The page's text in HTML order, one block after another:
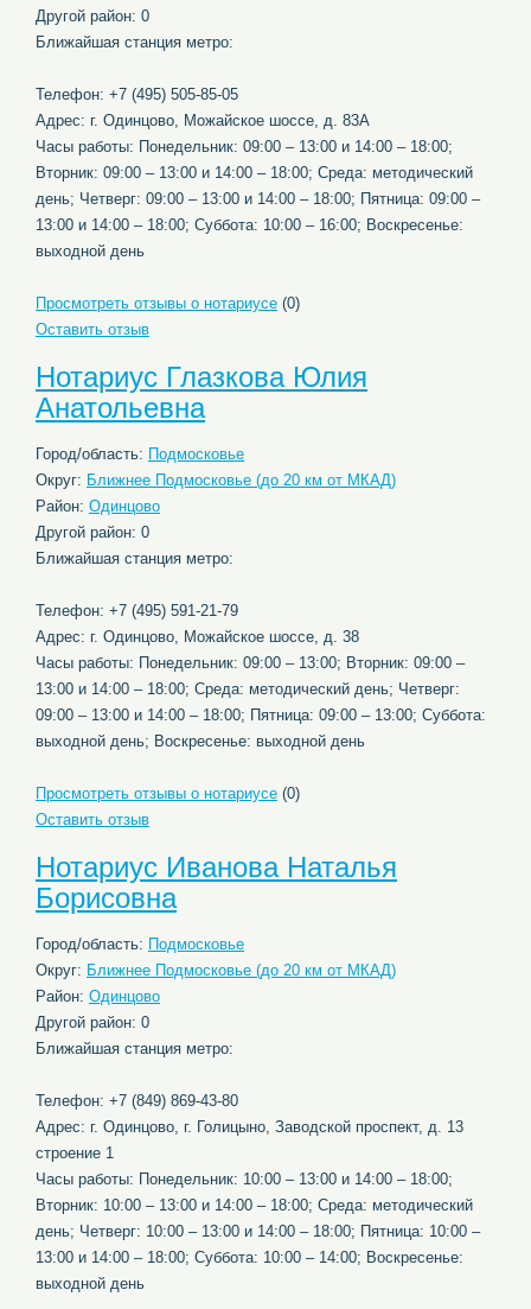
Другой район: 0
Ближайшая станция метро:
Телефон: +7 (495) 505-85-05
Адрес: г. Одинцово, Можайское шоссе, д. 83А
Часы работы: Понедельник: 09:00 – 13:00 и 14:00 – 18:00;
Вторник: 09:00 – 13:00 и 14:00 – 18:00; Среда: методический
день; Четверг: 09:00 – 13:00 и 14:00 – 18:00; Пятница: 09:00 –
13:00 и 14:00 – 18:00; Суббота: 10:00 – 16:00; Воскресенье:
выходной день
Просмотреть отзывы о нотариусе (0)
Оставить отзыв
Нотариус Глазкова Юлия
Анатольевна
Город/область: Подмосковье
Округ: Ближнее Подмосковье (до 20 км от МКАД)
Район: Одинцово
Другой район: 0
Ближайшая станция метро:
Телефон: +7 (495) 591-21-79
Адрес: г. Одинцово, Можайское шоссе, д. 38
Часы работы: Понедельник: 09:00 – 13:00; Вторник: 09:00 –
13:00 и 14:00 – 18:00; Среда: методический день; Четверг:
09:00 – 13:00 и 14:00 – 18:00; Пятница: 09:00 – 13:00; Суббота:
выходной день; Воскресенье: выходной день
Просмотреть отзывы о нотариусе (0)
Оставить отзыв
Нотариус Иванова Наталья
Борисовна
Город/область: Подмосковье
Округ: Ближнее Подмосковье (до 20 км от МКАД)
Район: Одинцово
Другой район: 0
Ближайшая станция метро:
Телефон: +7 (849) 869-43-80
Адрес: г. Одинцово, г. Голицыно, Заводской проспект, д. 13
строение 1
Часы работы: Понедельник: 10:00 – 13:00 и 14:00 – 18:00;
Вторник: 10:00 – 13:00 и 14:00 – 18:00; Среда: методический
день; Четверг: 10:00 – 13:00 и 14:00 – 18:00; Пятница: 10:00 –
13:00 и 14:00 – 18:00; Суббота: 10:00 – 14:00; Воскресенье:
выходной день